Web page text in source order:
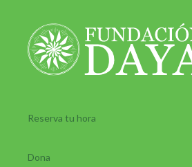
Reserva tu hora
Dona